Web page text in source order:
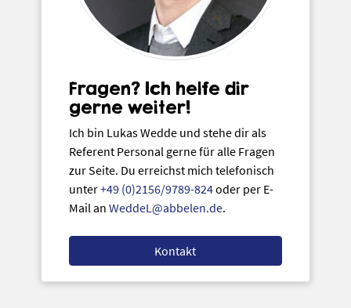
Fragen? Ich helfe dir
gerne weiter!
Ich bin Lukas Wedde und stehe dir als
Referent Personal gerne für alle Fragen
zur Seite. Du erreichst mich telefonisch
unter+49 (0)2156/9789-824oder per E-
Mail anWeddeL@abbelen.de.
Kontakt